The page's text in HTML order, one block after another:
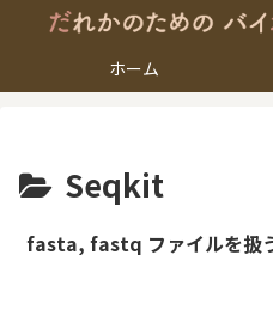
ホーム
Seqkit
fasta, fastq ファイルを扱